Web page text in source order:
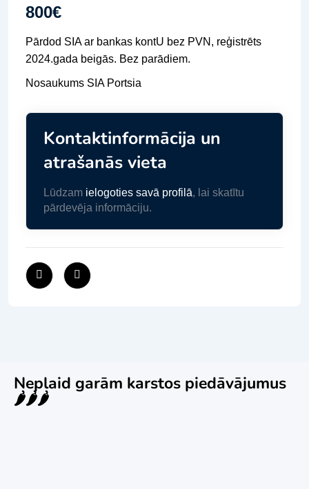
800€
Pārdod SIA ar bankas kontU bez PVN, reģistrēts
2024.gada beigās. Bez parādiem.
Nosaukums SIA Portsia
Kontaktinformācija un
atrašanās vieta
Lūdzam ielogoties savā profilā, lai skatītu
pārdevēja informāciju.
Neplaid garām karstos piedāvājumus
🌶️🌶️🌶️